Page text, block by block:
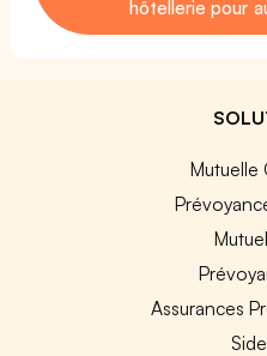
hôtellerie pour
Mutuelle
Assurances